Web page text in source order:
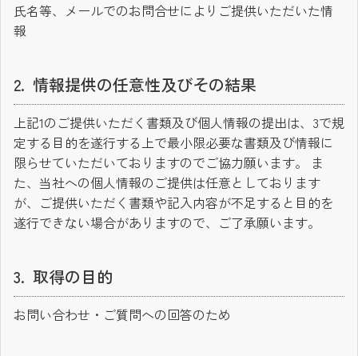
氏名等、メールでのお問合せによりご提供いただいた情
報
情報提供の任意性及びその結果
上記1のご提供いただく書類及び個人情報の提出は、3で規
定する目的を遂行する上で最小限必要な書類及び情報に
限らせていただいておりますのでご協力願います。 ま
た、当社への個人情報のご提供は任意としております
が、ご提供いただく書類や記入内容が不足すると目的を
遂行できない場合がありますので、ご了承願います。
取得の目的
お問い合わせ・ご質問への回答のため